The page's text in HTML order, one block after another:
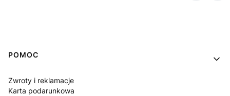
Linki w stopce
POMOC
Zwroty i reklamacje
Karta podarunkowa